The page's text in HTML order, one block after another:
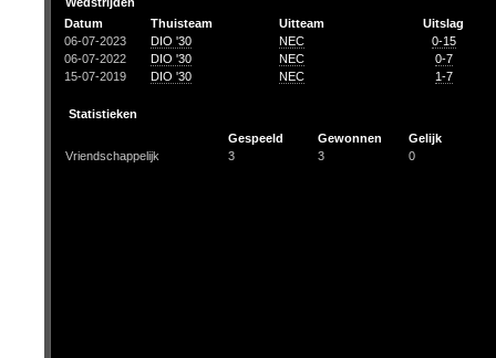
Datum
Thuisteam Uitteam
Uitslag
06-07-2023
DIO '30 NEC
0-15
06-07-2022
DIO '30 NEC
0-7
15-07-2019
DIO '30 NEC 1-7
Statistieken
Gespeeld
Gewonnen
Gelijk
Vriendschappelijk
3 3 0